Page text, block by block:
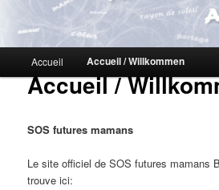
Aller au contenu principal
Aller au contenu secondaire
Accueil Accueil / Willkommen
Accueil /
SOS futures mamans
Le site officiel de SOS futures mamans
trouve ici: